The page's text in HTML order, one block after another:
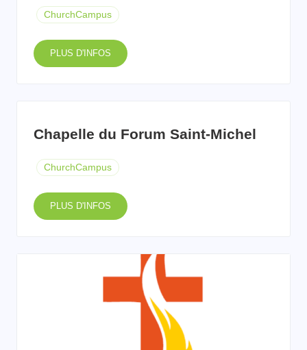
ChurchCampus
PLUS D'INFOS
Chapelle du Forum Saint-Michel
ChurchCampus
PLUS D'INFOS